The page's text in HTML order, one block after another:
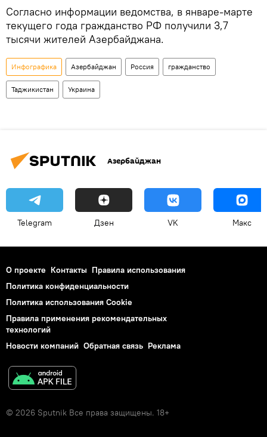
Согласно информации ведомства, в январе-марте
текущего года гражданство РФ получили 3,7
тысячи жителей Азербайджана.
Инфографика Азербайджан Россия гражданство
Таджикистан Украина
Азербайджан
Telegram Дзен VK Макс
О проекте Контакты Правила использования
Политика конфиденциальности
Политика использования Cookie
Правила применения рекомендательных
технологий
Новости компаний Обратная связь Реклама
© 2026 Sputnik Все права защищены. 18+